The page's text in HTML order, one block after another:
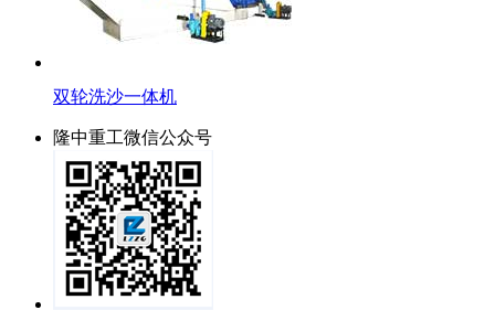
双轮洗沙一体机
隆中重工微信公众号